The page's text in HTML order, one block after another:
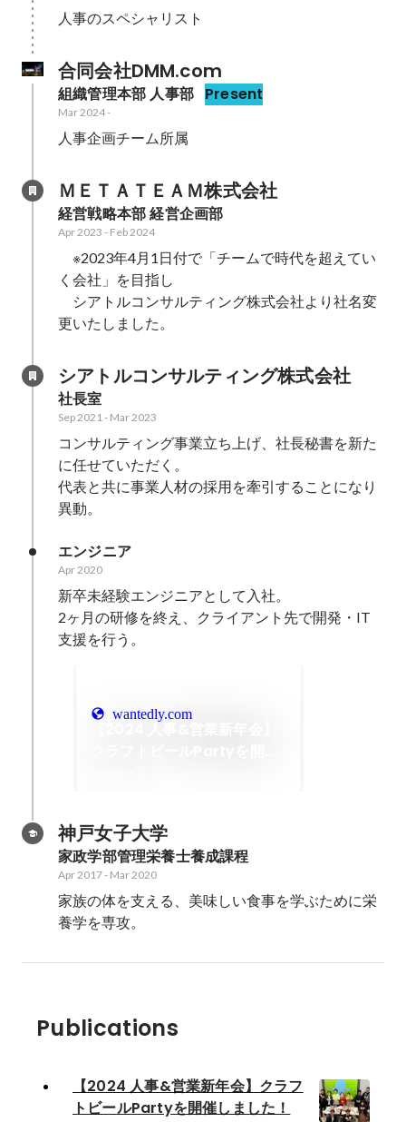
人事のスペシャリスト
合同会社DMM.com
組織管理本部 人事部 Present
Mar 2024-
人事企画チーム所属
ＭＥＴＡＴＥＡＭ株式会社
経営戦略本部 経営企画部
Apr 2023 - Feb 2024
※2023年4月1日付で「チームで時代を超えてい
く会社」を目指し
シアトルコンサルティング株式会社より社名変
シアトルコンサルティング株式会社
社長室
Sep 2021 - Mar 2023
コンサルティング事業立ち上げ、社長秘書を新た
に任せていただく。
代表と共に事業人材の採用を牽引することになり
異動。
エンジニア
Apr 2020
新卒未経験エンジニアとして入社。
2ヶ月の研修を終え、クライアント先で開発・IT
支援を行う。
wantedly.com
神戸女子大学
家政学部管理栄養士養成課程
Apr 2017- Mar 2020
家族の体を支える、美味しい食事を学ぶために栄
養学を専攻。
Publications
【2024 人事&営業新年会】クラフ
トビールPartyを開催しました！